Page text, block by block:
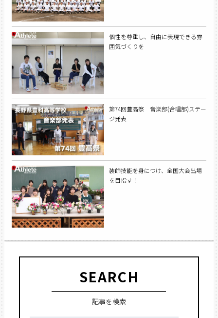
個性を尊重し、自由に表現できる雰
囲気づくりを
第74回豊高祭 音楽部(合唱部)ステー
ジ発表
装飾技能を身につけ、全国大会出場
を目指す！
SEARCH
記事を検索